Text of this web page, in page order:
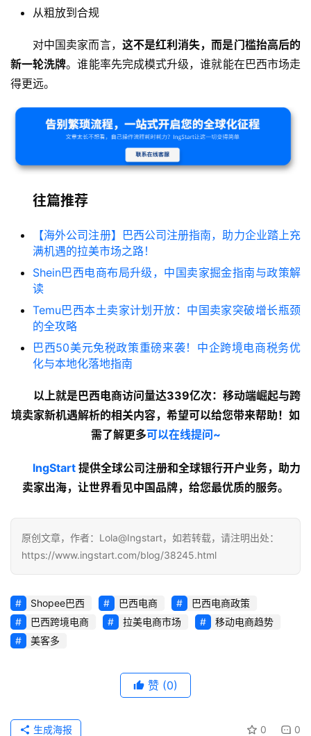
从粗放到合规
对中国卖家而言， 这不是红利消失，而是门槛抬高后的
新一轮洗牌。谁能率先完成模式升级，谁就能在巴西市场走
得更远。
往篇推荐
【海外公司注册】巴西公司注册指南，助力企业踏上充
满机遇的拉美市场之路！
Shein巴西电商布局升级，中国卖家掘金指南与政策解
读
Temu巴西本土卖家计划开放：中国卖家突破增长瓶颈
的全攻略
巴西50美元免税政策重磅来袭！中企跨境电商税务优
化与本地化落地指南
以上就是巴西电商访问量达339亿次：移动端崛起与跨
境卖家新机遇解析的相关内容，希望可以给您带来帮助！如
需了解更多可以在线提问~
lngStart 提供全球公司注册和全球银行开户业务，助力
卖家出海，让世界看见中国品牌，给您最优质的服务。
原创文章，作者：Lola@Ingstart，如若转载，请注明出处：
https://www.ingstart.com/blog/38245.html
Shopee巴西 巴西电商
巴西电商政策
巴西跨境电商
拉美电商市场
移动电商趋势
美客多
赞 (0)
0 0
生成海报